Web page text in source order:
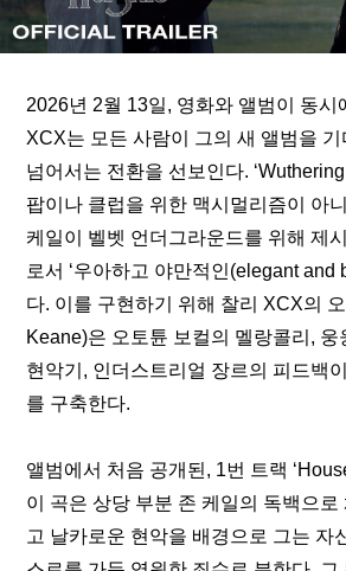
2026년 2월 13일, 영화와 앨범이 동시
XCX는 모든 사람이 그의 새 앨범을
넘어서는 전환을 선보인다.
팝이나 클럽을 위한 맥시멀리즘이 아
케일이 벨벳 언더그라운드를 위해 제
로서 ‘우아하고 야만적인(elegant and
다. 이를 구현하기 위해 찰리 XCX의
Keane)은 오토튠 보컬의 멜랑콜리, 웅
현악기, 인더스트리얼 장르의 피드백
를 구축한다.
앨범에서 처음 공개된, 1번 트랙
이 곡은 상당 부분 존 케일의 독백으로
고 날카로운 현악을 배경으로 그는 자